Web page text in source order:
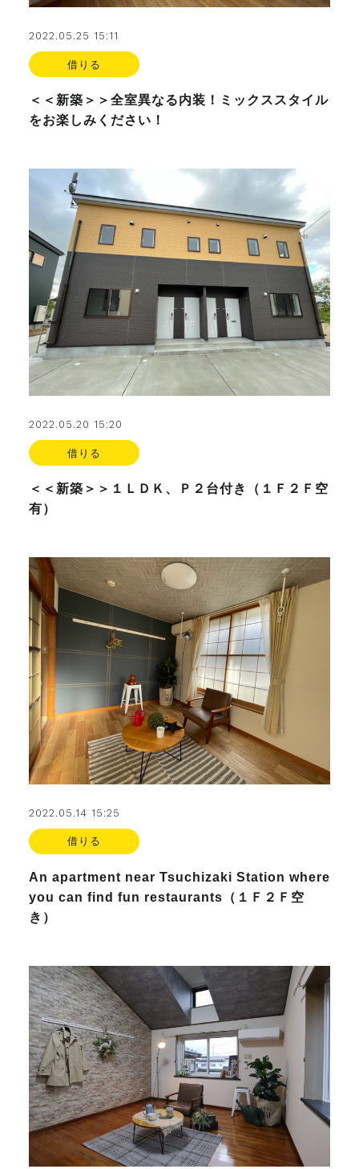
2022.05.25 15:11
借りる
＜＜新築＞＞全室異なる内装！ミックススタイル
をお楽しみください！
2022.05.20 15:20
借りる
＜＜新築＞＞１ＬＤＫ、Ｐ２台付き（１Ｆ２Ｆ空
有）
2022.05.14 15:25
借りる
An apartment near Tsuchizaki Station where
you can find fun restaurants（１Ｆ２Ｆ空
き）